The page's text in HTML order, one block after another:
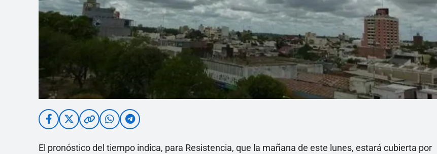
El pronóstico del tiempo indica, para Resistencia, que la mañana de este lunes, estará cubierta por